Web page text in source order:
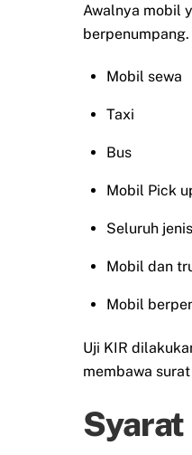
Awalnya mobil
Mobil sewa
Taxi
Bus
Mobil Pick
Seluruh
Mobil dan
Mobil
Uji KIR
membawa
Syarat